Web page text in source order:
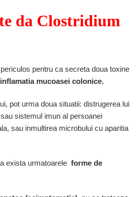
da Clostridium
pentru ca secreta doua toxine
inflamatia mucoasei colonice.
pot urma doua situatii: distrugerea lui
sistemul imun al persoanei
sau inmultirea microbului cu aparitia
exista urmatoarele forme de